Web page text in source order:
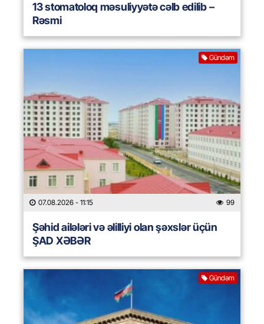
13 stomatoloq məsuliyyətə cəlb edilib –
Rəsmi
Gündəm
07.08.2026 - 11:15 99
Şəhid ailələri və əlilliyi olan şəxslər üçün
ŞAD XƏBƏR
Gündəm